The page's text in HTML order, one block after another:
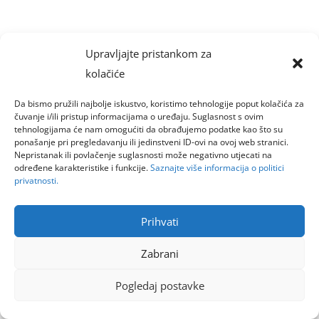
Upravljajte pristankom za
kolačiće
Da bismo pružili najbolje iskustvo, koristimo tehnologije poput kolačića za
čuvanje i/ili pristup informacijama o uređaju. Suglasnost s ovim
tehnologijama će nam omogućiti da obrađujemo podatke kao što su
ponašanje pri pregledavanju ili jedinstveni ID-ovi na ovoj web stranici.
Nepristanak ili povlačenje suglasnosti može negativno utjecati na
određene karakteristike i funkcije.Saznajte više informacija o politici
privatnosti.
Prihvati
Zabrani
Pogledaj postavke